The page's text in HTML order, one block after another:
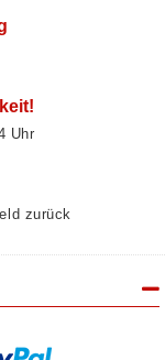
Uhr
zurück